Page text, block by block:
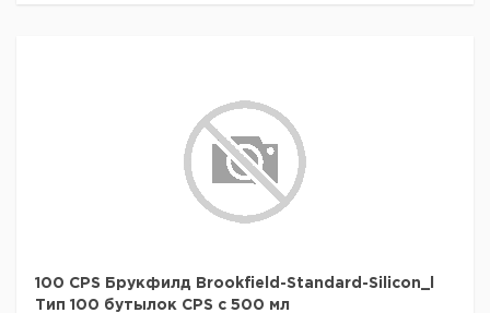
100 CPS Брукфилд Brookfield-Standard-Silicon_l
Тип 100 бутылок CPS с 500 мл